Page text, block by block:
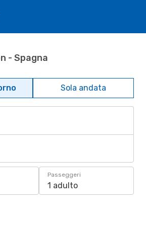
- Spagna
Sola andata
Passeggeri
1 adulto